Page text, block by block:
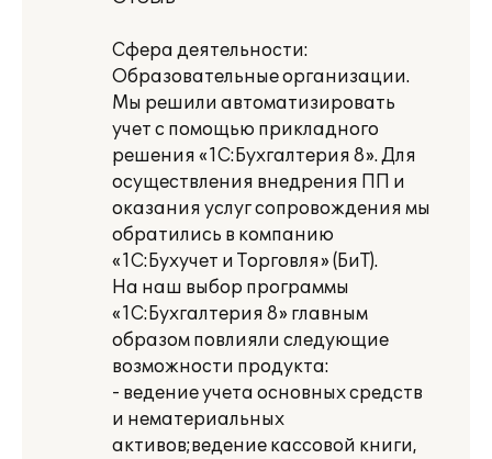
Сфера деятельности:
Образовательные организации.
Мы решили автоматизировать
учет с помощью прикладного
решения «1С:Бухгалтерия 8». Для
осуществления внедрения ПП и
оказания услуг сопровождения мы
обратились в компанию
«1С:Бухучет и Торговля» (БиТ).
На наш выбор программы
«1С:Бухгалтерия 8» главным
образом повлияли следующие
возможности продукта:
- ведение учета основных средств
и нематериальных
активов;ведение кассовой книги,